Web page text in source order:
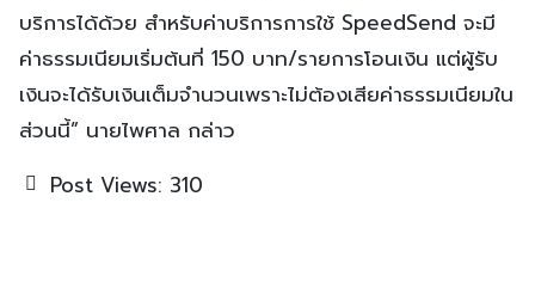
บริการได้ด้วย สำหรับค่าบริการการใช้ SpeedSend จะมี
ค่าธรรมเนียมเริ่มต้นที่ 150 บาท/รายการโอนเงิน แต่ผู้รับ
เงินจะได้รับเงินเต็มจำนวนเพราะไม่ต้องเสียค่าธรรมเนียมใน
ส่วนนี้” นายไพศาล กล่าว
Post Views: 310